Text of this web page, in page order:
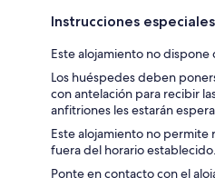
Instrucciones
Este alojamiento no
Los huéspedes deben
con antelación para recibir
anfitriones les estarán
Este alojamiento no permite
fuera del horario establecido.
Ponte en contacto con el